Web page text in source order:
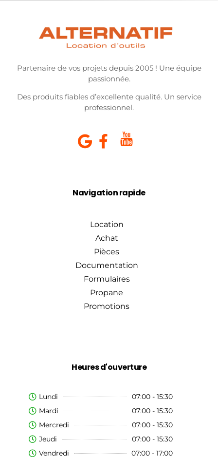
Partenaire de vos projets depuis 2005 ! Une équipe
passionnée.
Des produits fiables d’excellente qualité. Un service
professionnel.
Navigation rapide
Location
Achat
Pièces
Documentation
Formulaires
Propane
Promotions
Heures d'ouverture
Lundi
07:00 - 15:30
Mardi
07:00 - 15:30
Mercredi
07:00 - 15:30
Jeudi
07:00 - 15:30
Vendredi
07:00 - 17:00